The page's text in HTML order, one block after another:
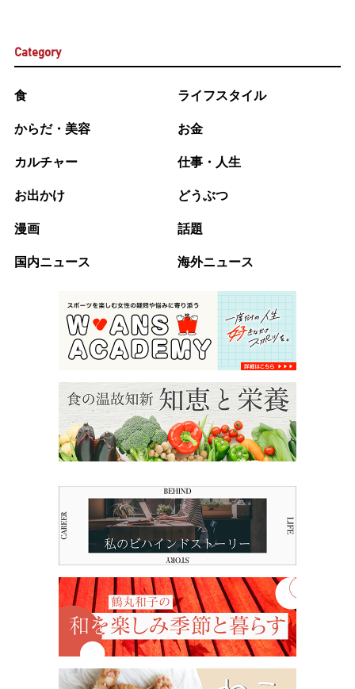
Category
食 ライフスタイル
からだ・美容 お金
カルチャー 仕事・人生
お出かけ どうぶつ
漫画 話題
国内ニュース 海外ニュース